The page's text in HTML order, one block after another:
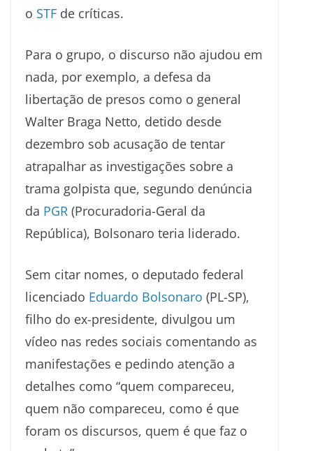
o STF de críticas.
Para o grupo, o discurso não ajudou em
nada, por exemplo, a defesa da
libertação de presos como o general
Walter Braga Netto, detido desde
dezembro sob acusação de tentar
atrapalhar as investigações sobre a
trama golpista que, segundo denúncia
da PGR (Procuradoria-Geral da
República), Bolsonaro teria liderado.
Sem citar nomes, o deputado federal
licenciado Eduardo Bolsonaro (PL-SP),
filho do ex-presidente, divulgou um
vídeo nas redes sociais comentando as
manifestações e pedindo atenção a
detalhes como “quem compareceu,
quem não compareceu, como é que
foram os discursos, quem é que faz o